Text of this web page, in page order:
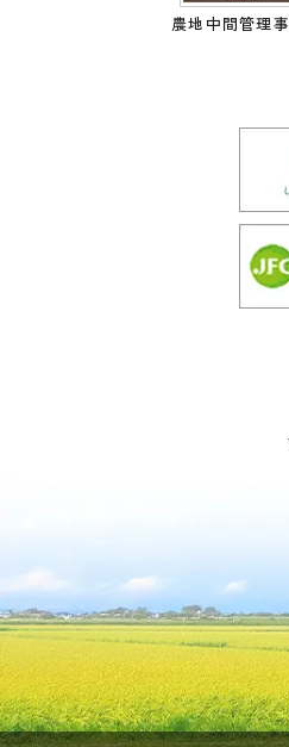
農地中間管理